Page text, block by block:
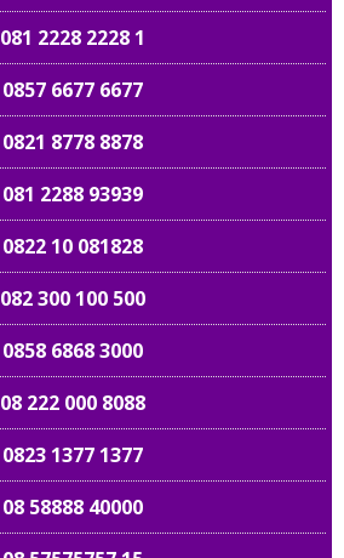
081 2228 2228 1
0857 6677 6677
0821 8778 8878
081 2288 93939
0822 10 081828
082 300 100 500
0858 6868 3000
08 222 000 8088
0823 1377 1377
08 58888 40000